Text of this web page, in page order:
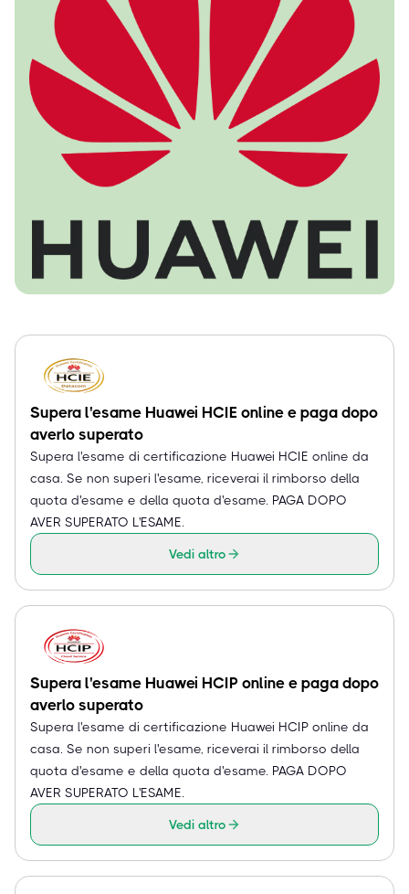
Supera l'esame Huawei HCIE online e paga dopo
averlo superato
Supera l'esame di certificazione Huawei HCIE online da
casa. Se non superi l'esame, riceverai il rimborso della
quota d'esame e della quota d'esame. PAGA DOPO
AVER SUPERATO L'ESAME.
Vedi altro
Supera l'esame Huawei HCIP online e paga dopo
averlo superato
Supera l'esame di certificazione Huawei HCIP online da
casa. Se non superi l'esame, riceverai il rimborso della
quota d'esame e della quota d'esame. PAGA DOPO
AVER SUPERATO L'ESAME.
Vedi altro